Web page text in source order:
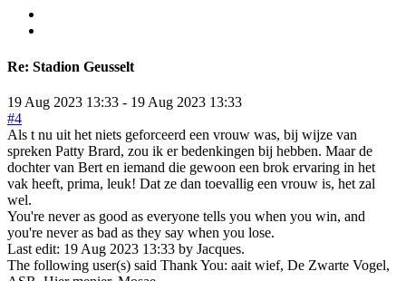
Re: Stadion Geusselt
19 Aug 2023 13:33 - 19 Aug 2023 13:33
#4
Als t nu uit het niets geforceerd een vrouw was, bij wijze van
spreken Patty Brard, zou ik er bedenkingen bij hebben. Maar de
dochter van Bert en iemand die gewoon een brok ervaring in het
vak heeft, prima, leuk! Dat ze dan toevallig een vrouw is, het zal
wel.
You're never as good as everyone tells you when you win, and
you're never as bad as they say when you lose.
Last edit: 19 Aug 2023 13:33 by Jacques.
The following user(s) said Thank You: aait wief, De Zwarte Vogel,